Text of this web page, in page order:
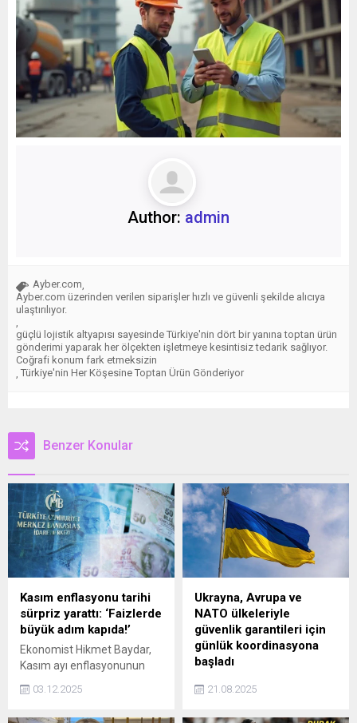
Author: admin
Ayber.com
Ayber.com üzerinden verilen siparişler hızlı ve güvenli şekilde alıcıya
ulaştırılıyor.
güçlü lojistik altyapısı sayesinde Türkiye'nin dört bir yanına toptan ürün
gönderimi yaparak her ölçekten işletmeye kesintisiz tedarik sağlıyor.
Coğrafi konum fark etmeksizin
Türkiye'nin Her Köşesine Toptan Ürün Gönderiyor
Benzer Konular
Kasım enflasyonu tarihi
sürpriz yarattı: ‘Faizlerde
büyük adım kapıda!’
Ekonomist Hikmet Baydar,
Kasım ayı enflasyonunun
beklentilerinin belirgin
03.12.2025
Ukrayna, Avrupa ve
NATO ülkeleriyle
güvenlik garantileri için
günlük koordinasyona
başladı
Ofisi Başkanı Andriy
21.08.2025